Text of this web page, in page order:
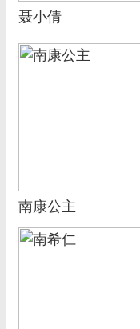
聂小倩
南康公主